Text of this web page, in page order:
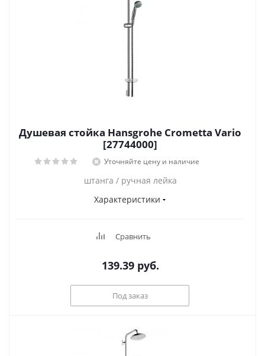
Душевая стойка Hansgrohe Crometta Vario
[27744000]
Уточняйте цену и наличие
штанга / ручная лейка
Характеристики
Сравнить
139.39 руб.
Под заказ